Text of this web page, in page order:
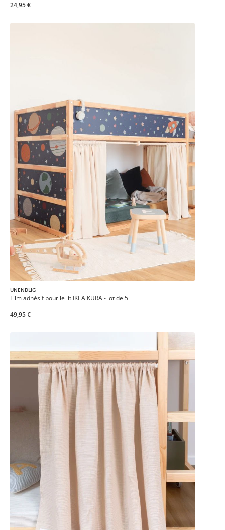
24,95 €
UNENDLIG
Film adhésif pour le lit IKEA KURA - lot de 5
49,95 €